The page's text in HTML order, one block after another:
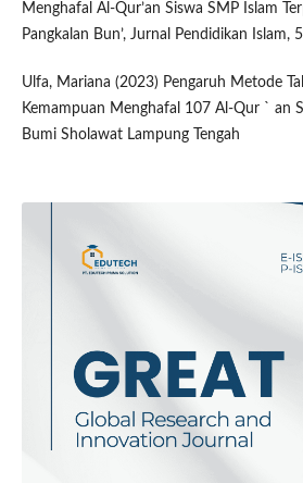
Menghafal Al-Qur’an Siswa SMP Islam
Pangkalan Bun’, Jurnal Pendidikan Islam,
Ulfa, Mariana (2023) Pengaruh Metode
Kemampuan Menghafal 107 Al-Qur ` an
Bumi Sholawat Lampung Tengah